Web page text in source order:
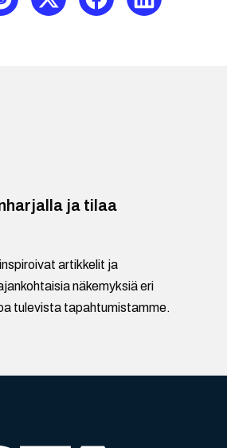
ja tilaa
artikkelit ja
näkemyksiä eri
tulevista tapahtumistamme.